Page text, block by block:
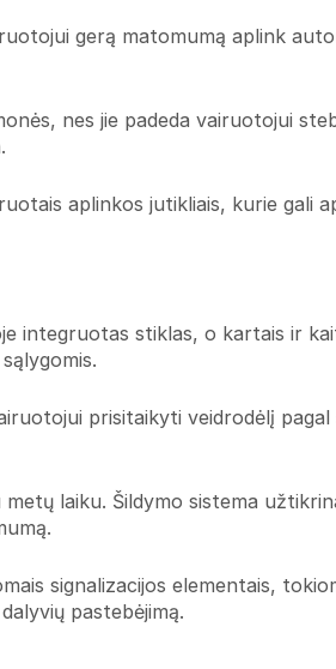
gerą matomumą aplink
nes jie padeda vairuotojui
aplinkos jutikliais, kurie gali
integruotas stiklas, o kartais ir
prisitaikyti veidrodėlį
laiku. Šildymo sistema
signalizacijos elementais,
pastebėjimą.